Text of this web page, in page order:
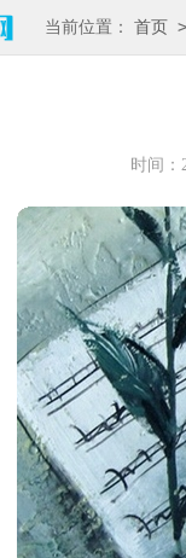
当前位置： 首页 >
时间：